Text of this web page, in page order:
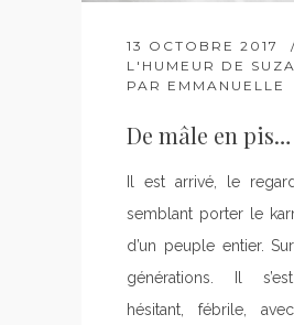
13 OCTOBRE 2017
L'HUMEUR DE
PAR EMMANUELLE
De mâle en pis…
Il est arrivé, le
semblant porter le
d’un peuple entier.
générations. Il
hésitant, fébrile,